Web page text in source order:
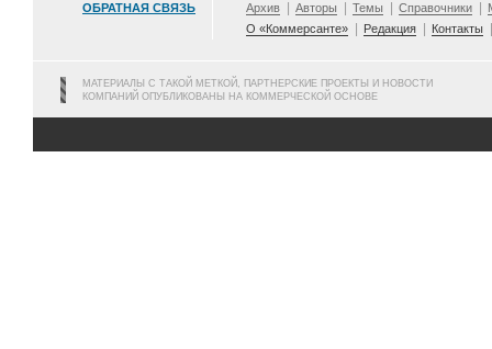
ОБРАТНАЯ СВЯЗЬ Архив Авторы Темы Справочники
О «Коммерсанте»
Редакция Контакты
МАТЕРИАЛЫ С ТАКОЙ МЕТКОЙ, ПАРТНЕРСКИЕ ПРОЕКТЫ И НОВОСТИ
КОМПАНИЙ ОПУБЛИКОВАНЫ НА КОММЕРЧЕСКОЙ ОСНОВЕ